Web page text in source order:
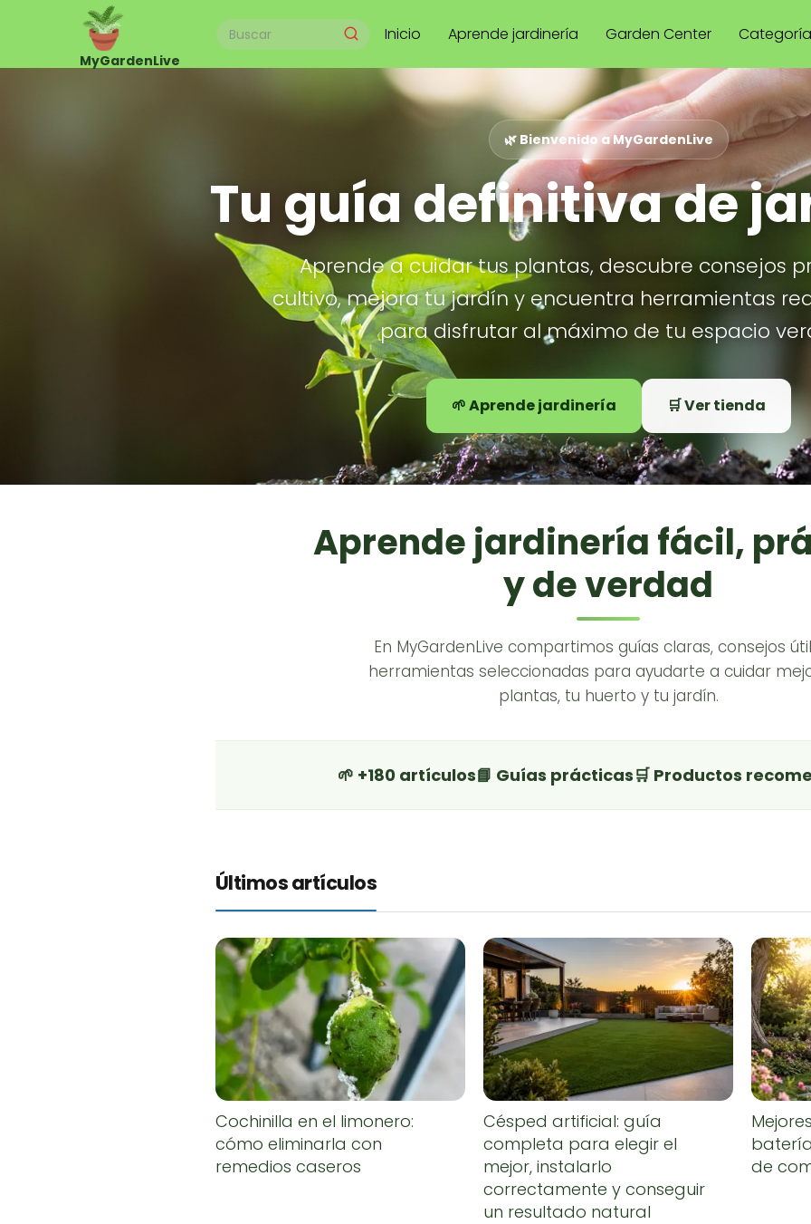
Inicio Aprende jardinería Garden Center
🌿 Bienvenido a MyGardenLive
Tu guía definitiva de
Aprende a cuidar tus plantas, descubre consejos
cultivo, mejora tu jardín y encuentra herramientas
para disfrutar al máximo de tu espacio
🌱 Aprende jardinería 🛒 Ver tienda
Aprende jardinería fácil,
y de verdad
En MyGardenLive compartimos guías claras, consejos
herramientas seleccionadas para ayudarte a cuidar
plantas, tu huerto y tu jardín.
🌱 +180 artículos📘 Guías prácticas🛒 Productos
Últimos artículos
Cochinilla en el limonero:
cómo eliminarla con
remedios caseros
Césped artificial: guía
completa para elegir el
mejor, instalarlo
correctamente y conseguir
un resultado natural
de